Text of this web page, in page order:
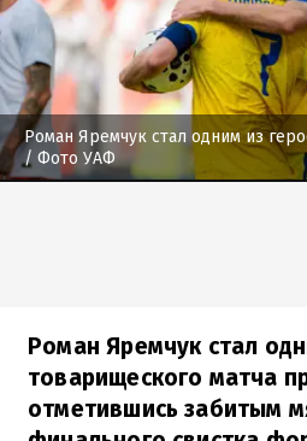
Роман Яремчук стал одним из
/ Фото УАФ
Роман Яремчук стал
товарищеского матча
отметившись забитым